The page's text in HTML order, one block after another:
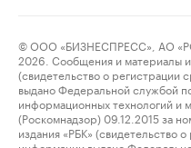
© ООО «БИЗНЕСПРЕСС», АО
2026. Сообщения и материалы
(свидетельство о регистрации
выдано Федеральной службой
информационных технологий и
(Роскомнадзор) 09.12.2015 за
издания «РБК» (свидетельство